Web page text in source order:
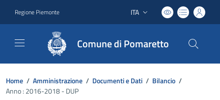
Regione Piemonte Lingua attiva:
ITA
Comune di Pomaretto
Home / Amministrazione / Documenti e Dati / Bilancio /
Anno : 2016-2018 - DUP